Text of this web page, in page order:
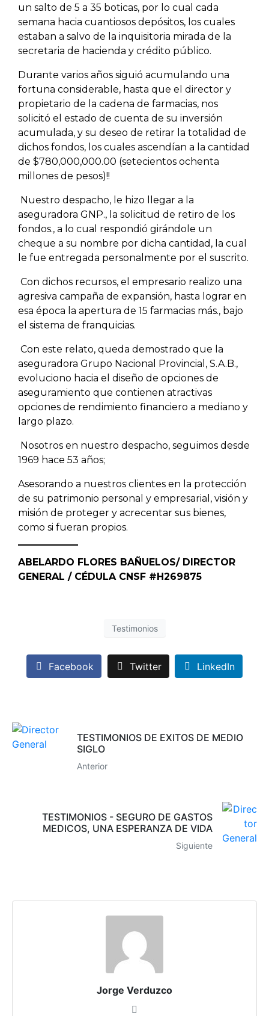
un salto de 5 a 35 boticas, por lo cual cada
semana hacia cuantiosos depósitos, los cuales
estaban a salvo de la inquisitoria mirada de la
secretaria de hacienda y crédito público.
Durante varios años siguió acumulando una
fortuna considerable, hasta que el director y
propietario de la cadena de farmacias, nos
solicitó el estado de cuenta de su inversión
acumulada, y su deseo de retirar la totalidad de
dichos fondos, los cuales ascendían a la cantidad
de $780,000,000.00 (setecientos ochenta
millones de pesos)!!
Nuestro despacho, le hizo llegar a la
aseguradora GNP., la solicitud de retiro de los
fondos., a lo cual respondió girándole un
cheque a su nombre por dicha cantidad, la cual
le fue entregada personalmente por el suscrito.
Con dichos recursos, el empresario realizo una
agresiva campaña de expansión, hasta lograr en
esa época la apertura de 15 farmacias más., bajo
el sistema de franquicias.
Con este relato, queda demostrado que la
aseguradora Grupo Nacional Provincial, S.A.B.,
evoluciono hacia el diseño de opciones de
aseguramiento que contienen atractivas
opciones de rendimiento financiero a mediano y
largo plazo.
Nosotros en nuestro despacho, seguimos desde
1969 hace 53 años;
Asesorando a nuestros clientes en la protección
de su patrimonio personal y empresarial, visión y
misión de proteger y acrecentar sus bienes,
como si fueran propios.
ABELARDO FLORES BAÑUELOS/ DIRECTOR
GENERAL / CÉDULA CNSF #H269875
Testimonios
Facebook Twitter LinkedIn
TESTIMONIOS DE EXITOS DE MEDIO
SIGLO
Anterior
TESTIMONIOS - SEGURO DE GASTOS
MEDICOS, UNA ESPERANZA DE VIDA
Siguiente
Jorge Verduzco